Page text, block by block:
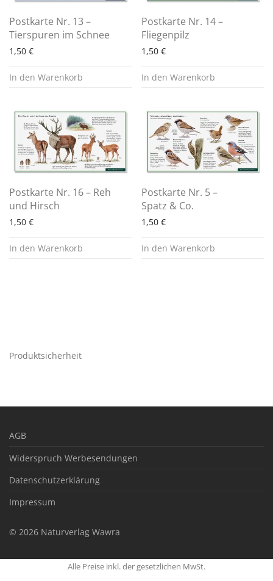
Postkarte Nr. 13 –
Tierspuren im Schnee
1,50 €
In den Warenkorb
Postkarte Nr. 14 –
Fliegenpilz
1,50 €
In den Warenkorb
Postkarte Nr. 16 – Reh
und Hirsch
1,50 €
In den Warenkorb
Postkarte Nr. 5 –
Spatz & Co.
1,50 €
In den Warenkorb
Produktsicherheit
AGB
Widerspruch Werbesendungen
Datenschutzerklärung
Impressum
© 2026 Naturverlag Wawra
Alle Preise inkl. der gesetzlichen MwSt.